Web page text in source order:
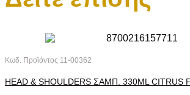
Κωδ. Προϊόντος 11-00362
HEAD & SHOULDERS ΣΑΜΠ. 330ML CITRUS